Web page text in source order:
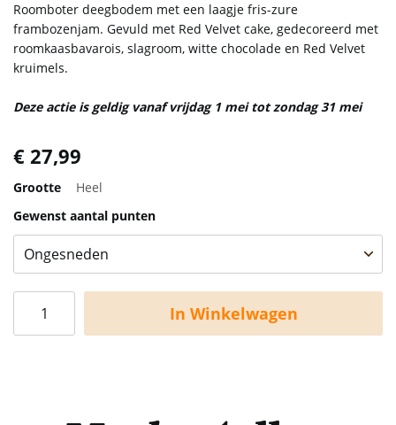
Roomboter deegbodem met een laagje fris-zure
frambozenjam. Gevuld met Red Velvet cake, gedecoreerd met
roomkaasbavarois, slagroom, witte chocolade en Red Velvet
kruimels.
Deze actie is geldig vanaf vrijdag 1 mei tot zondag 31 mei
€ 27,99
Grootte
Heel
Gewenst aantal punten
In Winkelwagen